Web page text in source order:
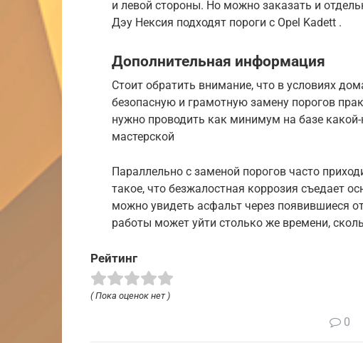
и левой стороны. Но можно заказать и
Дэу Нексия подходят пороги с Opel Kadett .
Дополнительная информация
Стоит обратить внимание, что в условиях
безопасную и грамотную замену порогов
нужно проводить как минимум на базе
мастерской
Параллельно с заменой порогов часто
такое, что безжалостная коррозия съедает
можно увидеть асфальт через появившиеся
работы может уйти столько же времени,
Рейтинг
( Пока оценок нет )
0